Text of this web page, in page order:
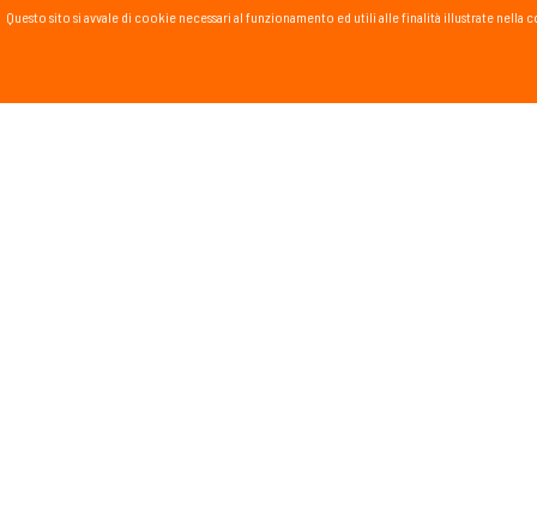
Questo sito si avvale di cookie necessari al funzionamento ed utili alle finalità illustrate